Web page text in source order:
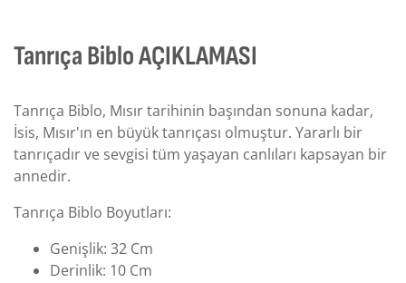
Tanrıça Biblo AÇIKLAMASI
Tanrıça Biblo, Mısır tarihinin başından sonuna kadar,
İsis, Mısır'ın en büyük tanrıçası olmuştur. Yararlı bir
tanrıçadır ve sevgisi tüm yaşayan canlıları kapsayan bir
annedir.
Tanrıça Biblo Boyutları:
Genişlik: 32 Cm
Derinlik: 10 Cm